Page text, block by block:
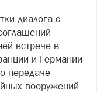
диалога с
встрече в
и Германии
передаче
вооружений